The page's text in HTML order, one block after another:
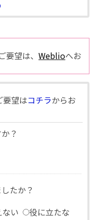
要望は、Weblioへお
要望はコチラからお
？
たか？
ない
役に立たな